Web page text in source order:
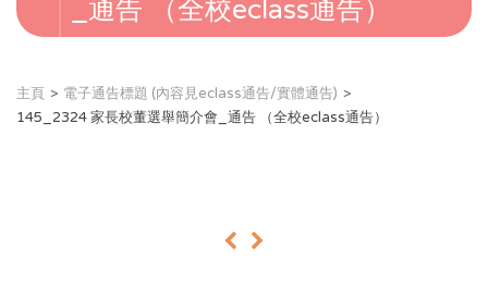
_通告 （全校eclass通告）
主頁
電子通告標題 (內容見eclass通告/實體通告)
145_2324 家長校董選舉簡介會_通告 （全校eclass通告）
« »